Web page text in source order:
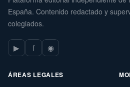
España. Contenido redactado y
colegiados.
▶ f ◉
ÁREAS LEGALES